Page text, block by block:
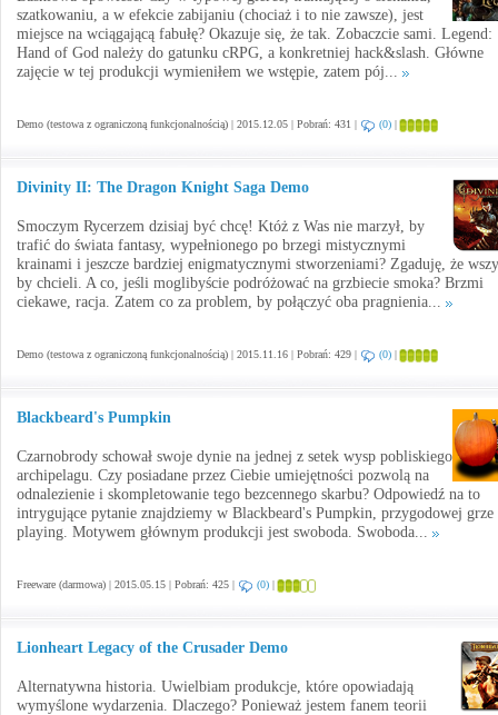
szatkowaniu, a w efekcie zabijaniu (chociaż i to nie zawsze), jest
miejsce na wciągającą fabułę? Okazuje się, że tak. Zobaczcie sami. Legend:
Hand of God należy do gatunku cRPG, a konkretniej hack&slash. Główne
zajęcie w tej produkcji wymieniłem we wstępie, zatem pój...
Demo (testowa z ograniczoną funkcjonalnością) | 2015.12.05 | Pobrań: 431 | (0) |
Divinity II: The Dragon Knight Saga Demo
Smoczym Rycerzem dzisiaj być chcę! Któż z Was nie marzył, by
trafić do świata fantasy, wypełnionego po brzegi mistycznymi
krainami i jeszcze bardziej enigmatycznymi stworzeniami? Zgaduję, że
by chcieli. A co, jeśli moglibyście podróżować na grzbiecie smoka? Brzmi
ciekawe, racja. Zatem co za problem, by połączyć oba pragnienia...
Demo (testowa z ograniczoną funkcjonalnością) | 2015.11.16 | Pobrań: 429 | (0) |
Blackbeard's Pumpkin
Czarnobrody schował swoje dynie na jednej z setek wysp pobliskiego
archipelagu. Czy posiadane przez Ciebie umiejętności pozwolą na
odnalezienie i skompletowanie tego bezcennego skarbu? Odpowiedź na to
intrygujące pytanie znajdziemy w Blackbeard's Pumpkin, przygodowej grze
playing. Motywem głównym produkcji jest swoboda. Swoboda...
Freeware (darmowa) | 2015.05.15 | Pobrań: 425 | (0) |
Lionheart Legacy of the Crusader Demo
Alternatywna historia. Uwielbiam produkcje, które opowiadają
wymyślone wydarzenia. Dlaczego? Ponieważ jestem fanem teorii